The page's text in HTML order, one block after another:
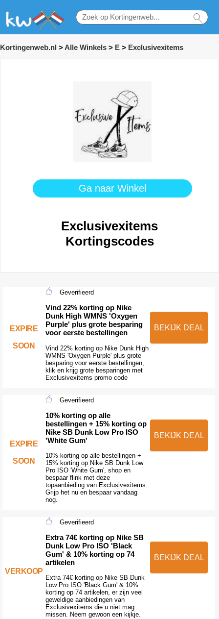
Kortingenweb.nl > Alle Winkels > E > Exclusivexitems
Ga naar Winkel
Exclusivexitems
Kortingscodes
EXPIRE
SOON
Geverifieerd
Vind 22% korting op Nike
Dunk High WMNS 'Oxygen
Purple' plus grote besparing
voor eerste bestellingen
Vind 22% korting op Nike Dunk High
WMNS 'Oxygen Purple' plus grote
besparing voor eerste bestellingen,
klik en krijg grote besparingen met
Exclusivexitems promo code
BEKIJK DEAL
EXPIRE
SOON
Geverifieerd
10% korting op alle
bestellingen + 15% korting op
Nike SB Dunk Low Pro ISO
'White Gum'
10% korting op alle bestellingen +
15% korting op Nike SB Dunk Low
Pro ISO 'White Gum', shop en
bespaar flink met deze
topaanbieding van Exclusivexitems.
Grijp het nu en bespaar vandaag
nog.
BEKIJK DEAL
VERKOOP
Geverifieerd
Extra 74€ korting op Nike SB
Dunk Low Pro ISO 'Black
Gum' & 10% korting op 74
artikelen
Extra 74€ korting op Nike SB Dunk
Low Pro ISO 'Black Gum' & 10%
korting op 74 artikelen, er zijn veel
geweldige aanbiedingen van
Exclusivexitems die u niet mag
missen. Neem gewoon een kijkje.
BEKIJK DEAL